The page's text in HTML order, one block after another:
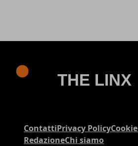
ContattiPrivacy Policy
RedazioneChi siamo